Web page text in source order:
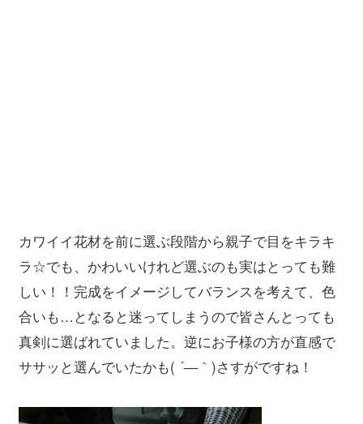
カワイイ花材を前に選ぶ段階から親子で目をキラキ
ラ☆でも、かわいいけれど選ぶのも実はとっても難
しい！！完成をイメージしてバランスを考えて、色
合いも…となると迷ってしまうので皆さんとっても
真剣に選ばれていました。逆にお子様の方が直感で
ササッと選んでいたかも( ´―｀)さすがですね！